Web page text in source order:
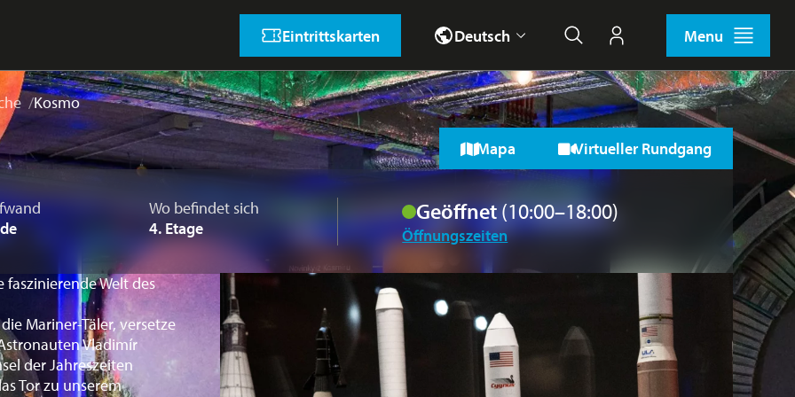
Eintrittskarten Deutsch Suche Mein Konto Menu
Kosmo
Mapa Virtueller Rundgang
Wo befindet sich
4. Etage
Geöffnet(10:00–18:00)
Öffnungszeiten
Welt des
Mariner-Täler, versetze
Vladimír
der Jahreszeiten
Tor zu unserem